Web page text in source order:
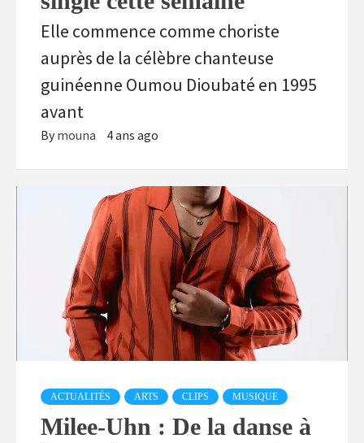
Elle commence comme choriste
auprès de la célèbre chanteuse
guinéenne Oumou Dioubaté en 1995
avant
By mouna 4 ans ago
ACTUALITÉS ARTS CLIPS MUSIQUE
Milee-Uhn : De la danse à